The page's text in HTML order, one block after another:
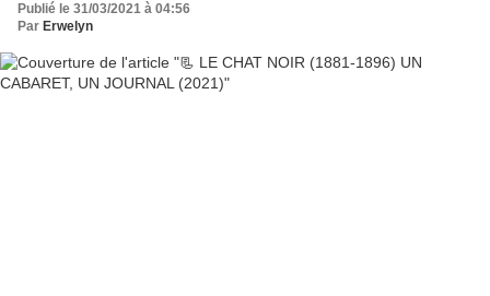
Publié le 31/03/2021 à 04:56
Par Erwelyn